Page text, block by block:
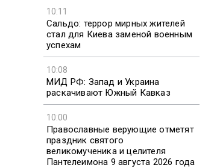
10:11
Сальдо: террор мирных жителей
стал для Киева заменой военным
успехам
10:08
МИД РФ: Запад и Украина
раскачивают Южный Кавказ
10:00
Православные верующие отметят
праздник святого
великомученика и целителя
Пантелеимона 9 августа 2026 года